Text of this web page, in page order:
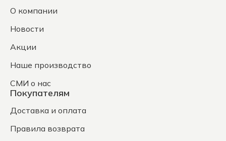
О компании
Новости
Акции
Наше производство
СМИ о нас
Покупателям
Доставка и оплата
Правила возврата